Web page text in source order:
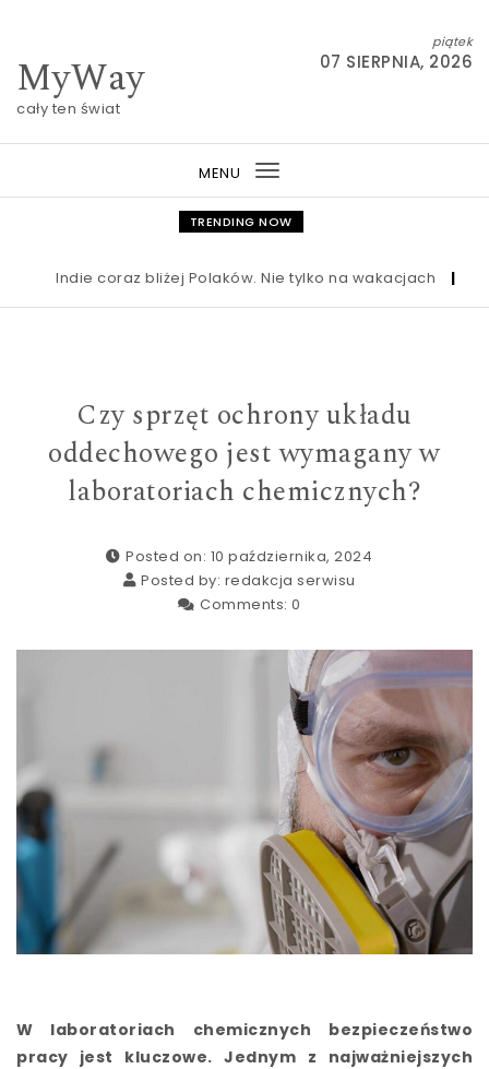
MyWay
cały ten świat
piątek
07 SIERPNIA, 2026
MENU
Toggle
navigation
TRENDING NOW
Indie coraz bliżej Polaków. Nie tylko na wakacjach |
Czy sprzęt ochrony układu
oddechowego jest wymagany w
laboratoriach chemicznych?
Posted on: 10 października, 2024
Posted by: redakcja serwisu
Comments: 0
W laboratoriach chemicznych bezpieczeństwo
pracy jest kluczowe. Jednym z najważniejszych